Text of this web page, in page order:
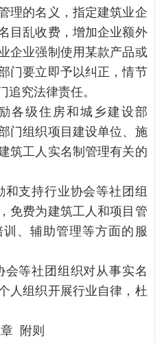
理的名义，指定建筑业企
目乱收费，增加企业额外
企业强制使用某款产品或
门要立即予以纠正，情节
追究法律责任。
各级住房和城乡建设部
门组织项目建设单位、施
筑工人实名制管理有关的
支持行业协会等社团组
免费为建筑工人和项目管
、辅助管理等方面的服
会等社团组织对从事实名
人组织开展行业自律，杜
附则